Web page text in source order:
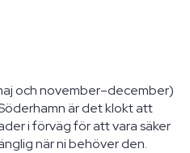
och november–december)
är det klokt att
i förväg för att vara säker
när ni behöver den.